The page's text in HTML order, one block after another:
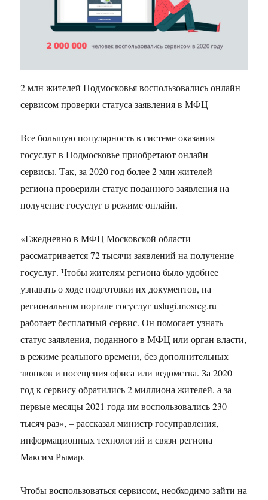
2 млн жителей Подмосковья воспользовались онлайн-
сервисом проверки статуса заявления в МФЦ
Все большую популярность в системе оказания
госуслуг в Подмосковье приобретают онлайн-
сервисы. Так, за 2020 год более 2 млн жителей
региона проверили статус поданного заявления на
получение госуслуг в режиме онлайн.
«Ежедневно в МФЦ Московской области
рассматривается 72 тысячи заявлений на получение
госуслуг. Чтобы жителям региона было удобнее
узнавать о ходе подготовки их документов, на
региональном портале госуслуг uslugi.mosreg.ru
работает бесплатный сервис. Он помогает узнать
статус заявления, поданного в МФЦ или орган власти,
в режиме реального времени, без дополнительных
звонков и посещения офиса или ведомства. За 2020
год к сервису обратились 2 миллиона жителей, а за
первые месяцы 2021 года им воспользовались 230
тысяч раз», – рассказал министр госуправления,
информационных технологий и связи региона
Максим Рымар.
Чтобы воспользоваться сервисом, необходимо зайти на